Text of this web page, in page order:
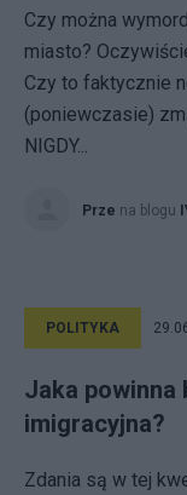
Czy można
miasto?
Czy to faktycznie
(poniewczasie)
NIGDY...
Prze na blogu
POLITYKA
Jaka powinna
imigracyjna?
Zdania są w tej